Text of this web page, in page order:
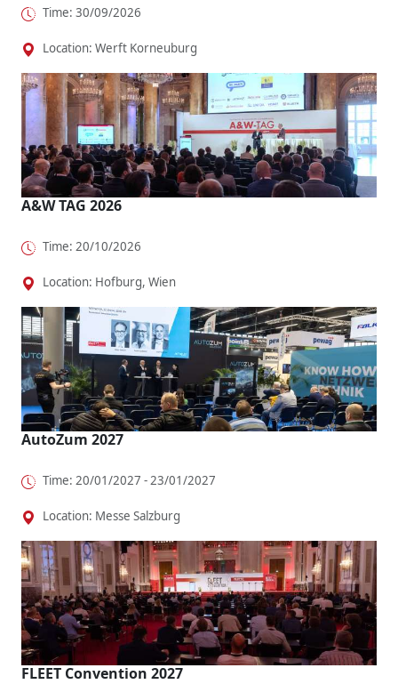
Time: 30/09/2026
Location: Werft Korneuburg
A&W TAG 2026
Time: 20/10/2026
Location: Hofburg, Wien
AutoZum 2027
Time: 20/01/2027 - 23/01/2027
Location: Messe Salzburg
FLEET Convention 2027